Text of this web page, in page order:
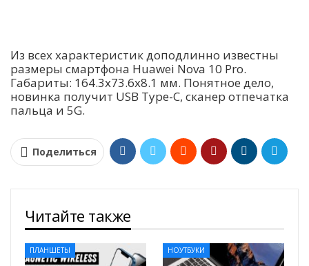
Из всех характеристик доподлинно известны
размеры смартфона Huawei Nova 10 Pro.
Габариты: 164.3х73.6х8.1 мм. Понятное дело,
новинка получит USB Type-C, сканер отпечатка
пальца и 5G.
Поделиться
Читайте также
ПЛАНШЕТЫ НОУТБУКИ